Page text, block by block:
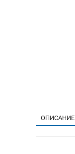
ОПИСАНИЕ